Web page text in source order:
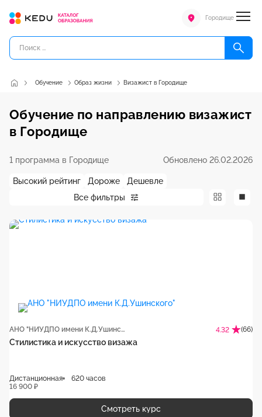
Городище
Обучение Образ жизни Визажист в Городище
Обучение по направлению визажист
в Городище
1 программа в Городище Обновлено 26.02.2026
Все фильтры
Высокий рейтинг Дороже Дешевле
АНО "НИУДПО имени К.Д.Ушинского" 4.32 (66)
Стилистика и искусство визажа
Дистанционная
620 часов
16 900 ₽
Смотреть курс